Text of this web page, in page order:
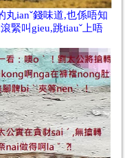
丸ianˇ錢味道,也係唔知
緊叫gieu,跳tiauˇ上唔